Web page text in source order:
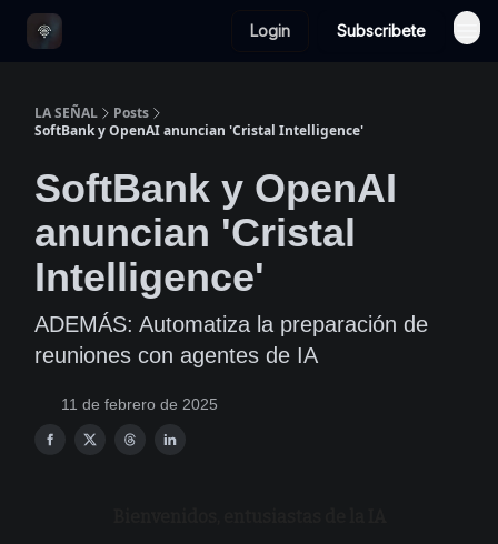
Login Subscribete
LA SEÑAL
Posts
SoftBank y OpenAI anuncian 'Cristal Intelligence'
SoftBank y OpenAI
anuncian 'Cristal
Intelligence'
ADEMÁS: Automatiza la preparación de
reuniones con agentes de IA
11 de febrero de 2025